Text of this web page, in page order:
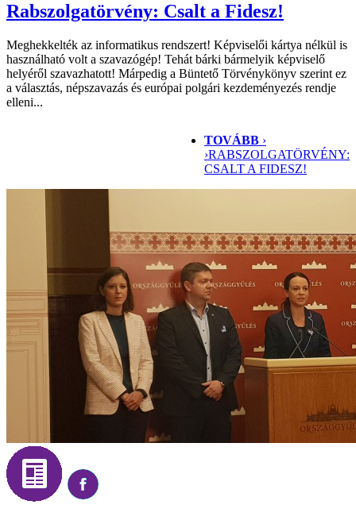
Rabszolgatörvény: Csalt a Fidesz!
Meghekkelték az informatikus rendszert! Képviselői kártya nélkül is
használható volt a szavazógép! Tehát bárki bármelyik képviselő
helyéről szavazhatott! Márpedig a Büntető Törvénykönyv szerint ez
a választás, népszavazás és európai polgári kezdeményezés rendje
elleni...
TOVÁBB ›
›RABSZOLGATÖRVÉNY:
CSALT A FIDESZ!